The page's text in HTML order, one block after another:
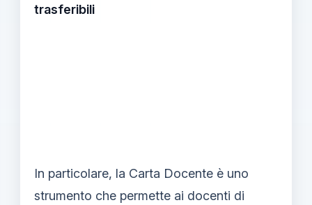
trasferibili
In particolare, la Carta Docente è uno
strumento che permette ai docenti di